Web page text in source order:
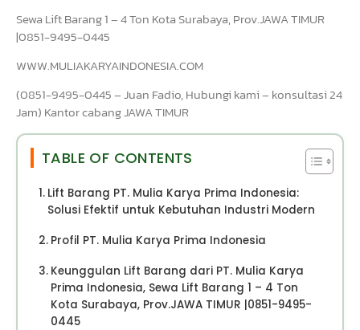
Sewa Lift Barang 1 – 4 Ton Kota Surabaya, Prov.JAWA TIMUR
|0851-9495-0445
WWW.MULIAKARYAINDONESIA.COM
(0851-9495-0445 – Juan Fadio, Hubungi kami – konsultasi 24
Jam) Kantor cabang JAWA TIMUR
TABLE OF CONTENTS
Lift Barang PT. Mulia Karya Prima Indonesia:
Solusi Efektif untuk Kebutuhan Industri Modern
Profil PT. Mulia Karya Prima Indonesia
Keunggulan Lift Barang dari PT. Mulia Karya
Prima Indonesia, Sewa Lift Barang 1 – 4 Ton
Kota Surabaya, Prov.JAWA TIMUR |0851-9495-
0445